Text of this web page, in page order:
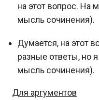
на этот вопрос. На
мысль сочинения).
Думается, на этот
разные ответы, но
мысль сочинения).
Для аргументов